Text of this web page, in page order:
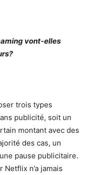
vont-elles
trois types
publicité, soit un
montant avec des
des cas, un
pause publicitaire.
n’a jamais